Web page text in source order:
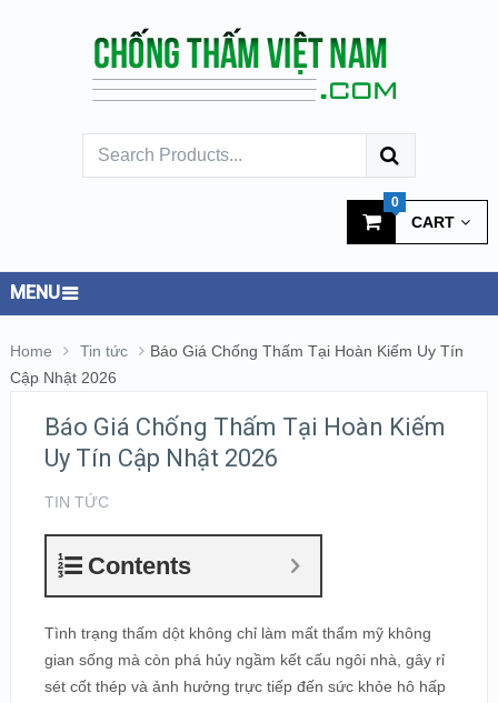
CART
0
MENU
Home Tin tức
Báo Giá Chống Thấm Tại Hoàn Kiếm Uy Tín
Cập Nhật 2026
Báo Giá Chống Thấm Tại Hoàn Kiếm
Uy Tín Cập Nhật 2026
TIN TỨC
Contents
Tình trạng thấm dột không chỉ làm mất thẩm mỹ không
gian sống mà còn phá hủy ngầm kết cấu ngôi nhà, gây rỉ
sét cốt thép và ảnh hưởng trực tiếp đến sức khỏe hô hấp